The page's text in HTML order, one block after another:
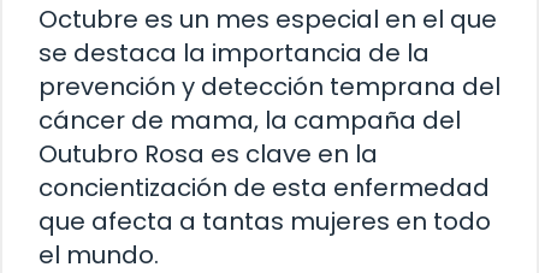
Octubre es un mes especial en el que
se destaca la importancia de la
prevención y detección temprana del
cáncer de mama, la campaña del
Outubro Rosa es clave en la
concientización de esta enfermedad
que afecta a tantas mujeres en todo
el mundo.